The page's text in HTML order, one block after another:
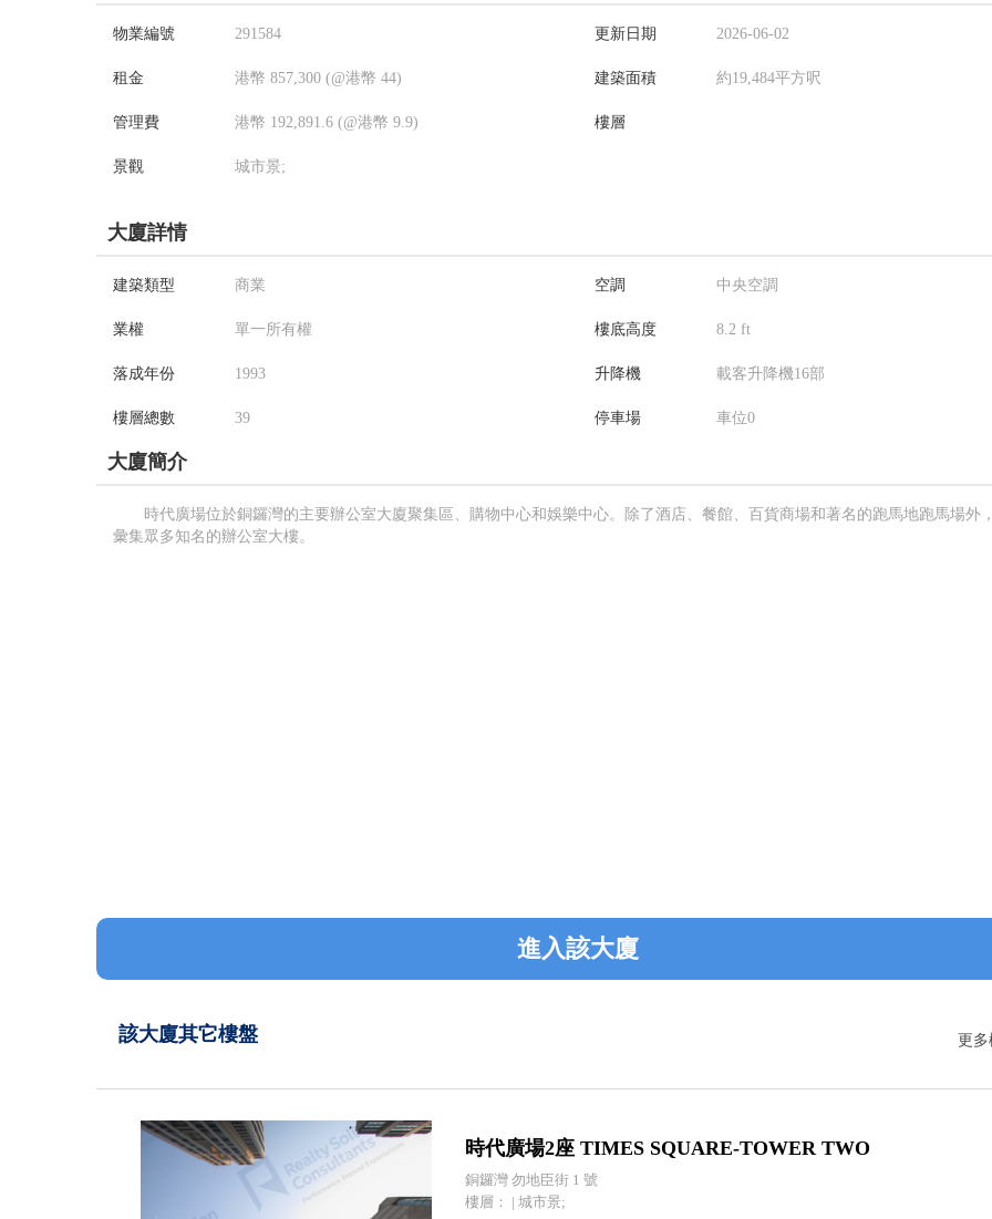
物業編號 291584
租金 港幣 857,300 (@港幣 44)
管理費 港幣 192,891.6 (@港幣 9.9)
景觀 城市景;
更新日期 2026-06-02
建築面積 約19,484平方呎
樓層
大廈詳情
建築類型 商業
業權 單一所有權
落成年份 1993
樓層總數 39
空調 中央空調
樓底高度 8.2 ft
升降機 載客升降機16部
停車場 車位0
大廈簡介
時代廣場位於銅鑼灣的主要辦公室大廈聚集區、購物中心和娛樂中心。除了酒店、餐館、百貨商場和著名的跑馬地跑馬場外
彙集眾多知名的辦公室大樓。
進入該大廈
該大廈其它樓盤 更
時代廣場2座 TIMES SQUARE-TOWER TWO
銅鑼灣 勿地臣街 1 號
樓層： | 城市景;